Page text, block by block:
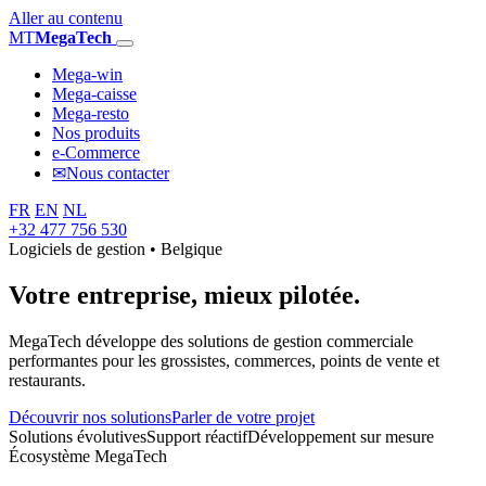
Aller au contenu
MTMegaTech
Mega-win
Mega-caisse
Mega-resto
Nos produits
e-Commerce
✉Nous contacter
FR EN NL
+32 477 756 530
Logiciels de gestion • Belgique
Votre entreprise, mieux pilotée.
MegaTech développe des solutions de gestion commerciale
performantes pour les grossistes, commerces, points de vente et
restaurants.
Découvrir nos solutionsParler de votre projet
Solutions évolutivesSupport réactifDéveloppement sur mesure
Écosystème MegaTech